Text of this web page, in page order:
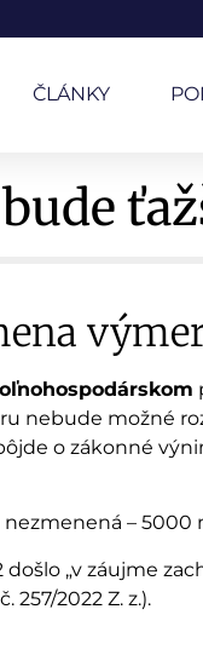
ČLÁNKY
nebude možné
o zákonné
– 5000
„v záujme
2022 Z. z.).